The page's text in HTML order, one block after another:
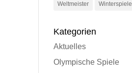
Weltmeister Winterspiele
Kategorien
Aktuelles
Olympische Spiele